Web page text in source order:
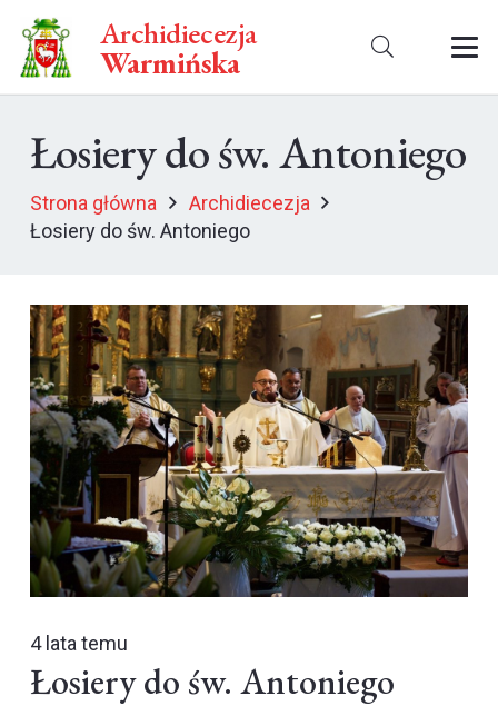
Archidiecezja
Warmińska
Łosiery do św. Antoniego
Strona główna
Archidiecezja
Łosiery do św. Antoniego
4 lata temu
Łosiery do św. Antoniego